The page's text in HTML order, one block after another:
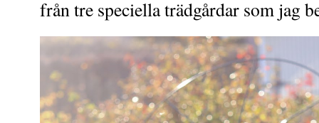
från tre speciella trädgårdar som jag